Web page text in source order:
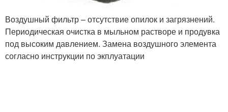
Воздушный фильтр – отсутствие опилок и загрязнений.
Периодическая очистка в мыльном растворе и продувка
под высоким давлением. Замена воздушного элемента
согласно инструкции по экплуатации